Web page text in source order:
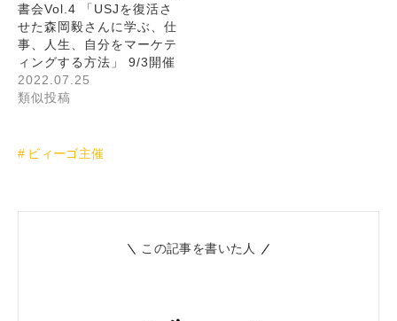
書会Vol.4 「USJを復活さ
せた森岡毅さんに学ぶ、仕
事、人生、自分をマーケテ
ィングする方法」 9/3開催
2022.07.25
類似投稿
ビィーゴ主催
この記事を書いた人